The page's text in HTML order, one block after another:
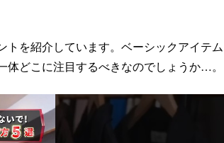
を紹介しています。ベーシックアイテム
どこに注目するべきなのでしょうか…。